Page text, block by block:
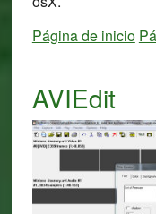
Página de inicio
AVIEdit